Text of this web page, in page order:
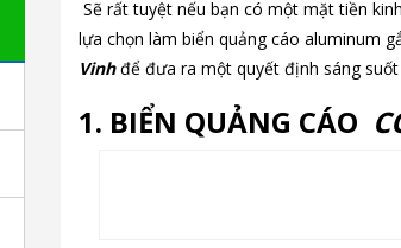
Sẽ rất tuyệt nếu bạn có một mặt tiền
lựa chọn làm biển quảng cáo aluminum
Vinhđể đưa ra một quyết định sáng
1. BIỂN QUẢNG CÁO